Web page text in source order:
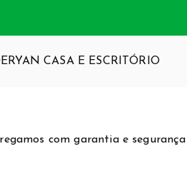
com garantia e segurança